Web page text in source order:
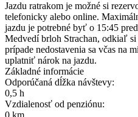
Jazdu ratrakom je možné si
telefonicky alebo online.
jazdu je potrebné byť o 15:45
Medvedí brloh Strachan, odkiaľ
prípade nedostavenia sa včas na
uplatniť nárok na jazdu.
Základné informácie
Odporúčaná dĺžka návštevy:
0,5 h
Vzdialenosť od penziónu:
0 km